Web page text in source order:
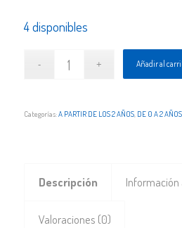
4 disponibles
Añadir al
Categorías:A PARTIR DE LOS 2 AÑOS, DE 0 A 2 AÑOS
Descripción Información
Valoraciones (0)